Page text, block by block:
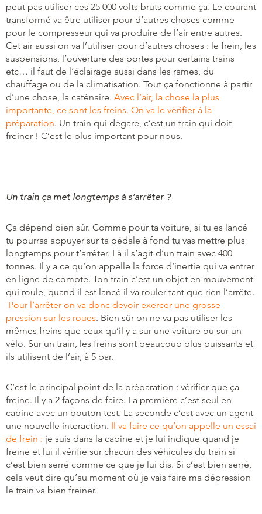
peut pas utiliser ces 25 000 volts bruts comme ça. Le courant
transformé va être utiliser pour d’autres choses comme
pour le compresseur qui va produire de l’air entre autres.
Cet air aussi on va l’utiliser pour d’autres choses : le frein, les
suspensions, l’ouverture des portes pour certains trains
etc… il faut de l’éclairage aussi dans les rames, du
chauffage ou de la climatisation. Tout ça fonctionne à partir
d’une chose, la caténaire. Avec l’air, la chose la plus
importante, ce sont les freins. On va le vérifier à la
préparation. Un train qui dégare, c’est un train qui doit
freiner ! C’est le plus important pour nous.
Un train ça met longtemps à s’arrêter ?
Ça dépend bien sûr. Comme pour ta voiture, si tu es lancé
tu pourras appuyer sur ta pédale à fond tu vas mettre plus
longtemps pour t’arrêter. Là il s’agit d’un train avec 400
tonnes. Il y a ce qu’on appelle la force d’inertie qui va entrer
en ligne de compte. Ton train c’est un objet en mouvement
qui roule, quand il est lancé il va rouler tant que rien l’arrête.
Pour l’arrêter on va donc devoir exercer une grosse
pression sur les roues. Bien sûr on ne va pas utiliser les
mêmes freins que ceux qu’il y a sur une voiture ou sur un
vélo. Sur un train, les freins sont beaucoup plus puissants et
ils utilisent de l’air, à 5 bar.
C’est le principal point de la préparation : vérifier que ça
freine. Il y a 2 façons de faire. La première c’est seul en
cabine avec un bouton test. La seconde c’est avec un agent
une nouvelle interaction. Il va faire ce qu’on appelle un essai
de frein : je suis dans la cabine et je lui indique quand je
freine et lui il vérifie sur chacun des véhicules du train si
c’est bien serré comme ce que je lui dis. Si c’est bien serré,
cela veut dire qu’au moment où je vais faire ma dépression
le train va bien freiner.